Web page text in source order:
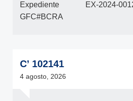
Expediente EX-2024-
GFC#BCRA
C’ 102141
4 agosto, 2026